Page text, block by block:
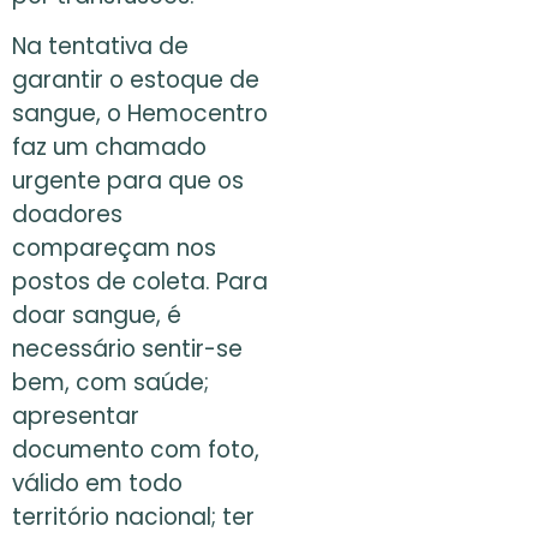
Na tentativa de
garantir o estoque de
sangue, o Hemocentro
faz um chamado
urgente para que os
doadores
compareçam nos
postos de coleta. Para
doar sangue, é
necessário sentir-se
bem, com saúde;
apresentar
documento com foto,
válido em todo
território nacional; ter